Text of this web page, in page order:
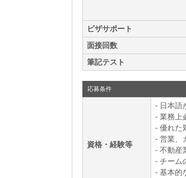
ビザサポート
面接回数
筆記テスト
応募条件
資格・経験等
- 日本語
- 業務上
- 優れた
- 営業、
- 不動産
- チーム
- 基本的